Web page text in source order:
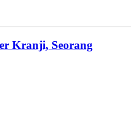
Kranji, Seorang